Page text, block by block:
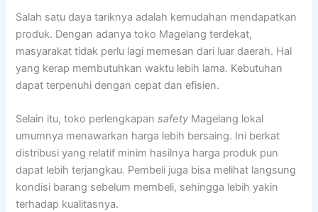
Salah satu daya tariknya adalah kemudahan mendapatkan
produk. Dengan adanya toko Magelang terdekat,
masyarakat tidak perlu lagi memesan dari luar daerah. Hal
yang kerap membutuhkan waktu lebih lama. Kebutuhan
dapat terpenuhi dengan cepat dan efisien.
Selain itu, toko perlengkapansafety Magelang lokal
umumnya menawarkan harga lebih bersaing. Ini berkat
distribusi yang relatif minim hasilnya harga produk pun
dapat lebih terjangkau. Pembeli juga bisa melihat langsung
kondisi barang sebelum membeli, sehingga lebih yakin
terhadap kualitasnya.